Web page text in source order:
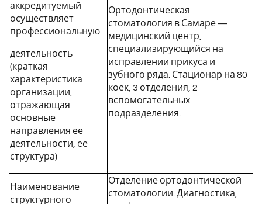
аккредитуемый
осуществляет
профессиональную
деятельность
(краткая
характеристика
организации,
отражающая
основные
направления ее
деятельности, ее
структура)
Ортодонтическая
стоматология в Самаре —
медицинский центр,
специализирующийся на
исправлении прикуса и
зубного ряда. Стационар на 80
коек, 3 отделения, 2
вспомогательных
подразделения.
Наименование
структурного
Отделение ортодонтической
стоматологии. Диагностика,